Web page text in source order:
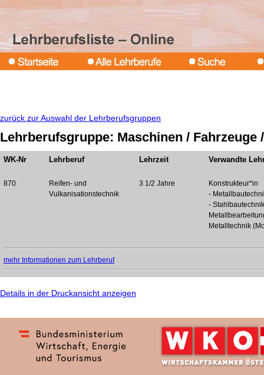
zurück zur Auswahl der Lehrberufsgruppen
Lehrberufsgruppe: Maschinen / Fahrzeuge
WK-Nr Lehrberuf Lehrzeit Verwandte
870
Reifen- und
Vulkanisationstechnik
3 1/2 Jahre
Konstrukteur*in
-
- Stahlbautechnik
Metalltechnik
mehr Informationen zum Lehrberuf
Details in der Druckansicht anzeigen